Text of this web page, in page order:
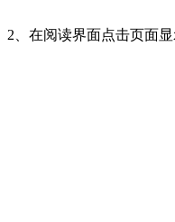
2、在阅读界面点击页面